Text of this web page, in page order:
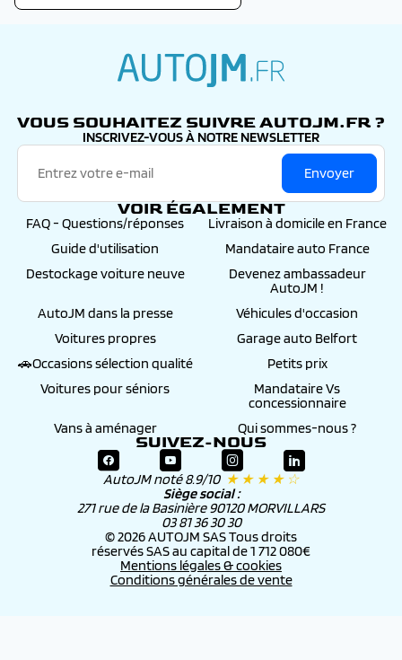
VOUS SOUHAITEZ SUIVRE AUTOJM.FR ?
INSCRIVEZ-VOUS À NOTRE NEWSLETTER
Envoyer
VOIR ÉGALEMENT
FAQ - Questions/réponses
Livraison à domicile en France
Guide d'utilisation
Mandataire auto France
Destockage voiture neuve
Devenez ambassadeur
AutoJM !
AutoJM dans la presse
Véhicules d'occasion
Voitures propres
Garage auto Belfort
🚗Occasions sélection qualité
Petits prix
Voitures pour séniors
Mandataire Vs
concessionnaire
Vans à aménager
Qui sommes-nous ?
SUIVEZ-NOUS
AutoJM noté 8.9/10 ★ ★ ★ ★ ☆
Siège social :
271 rue de la Basinière 90120 MORVILLARS
03 81 36 30 30
© 2026 AUTOJM SAS Tous droits
réservés SAS au capital de 1 712 080€
Mentions légales & cookies
Conditions générales de vente